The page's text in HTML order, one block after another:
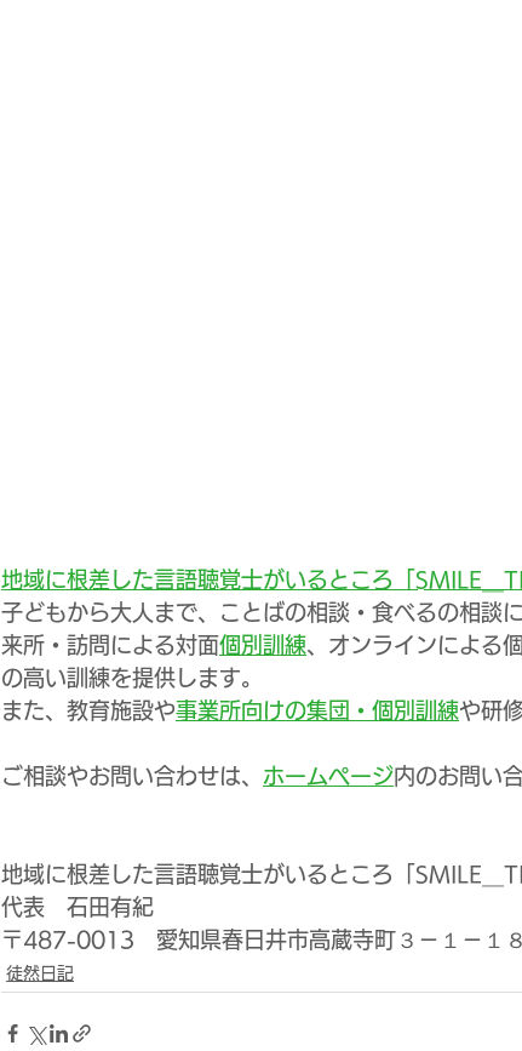
地域に根差した言語聴覚士がいるところ「SMILE＿
子どもから大人まで、ことばの相談・食べるの相談
来所・訪問による対面個別訓練、オンラインによる
の高い訓練を提供します。
また、教育施設や事業所向けの集団・個別訓練や研
ご相談やお問い合わせは、 ホームページ内のお問い
地域に根差した言語聴覚士がいるところ「SMILE＿
代表　石田有紀
〒487-0013　愛知県春日井市高蔵寺町３－１－１８
徒然日記